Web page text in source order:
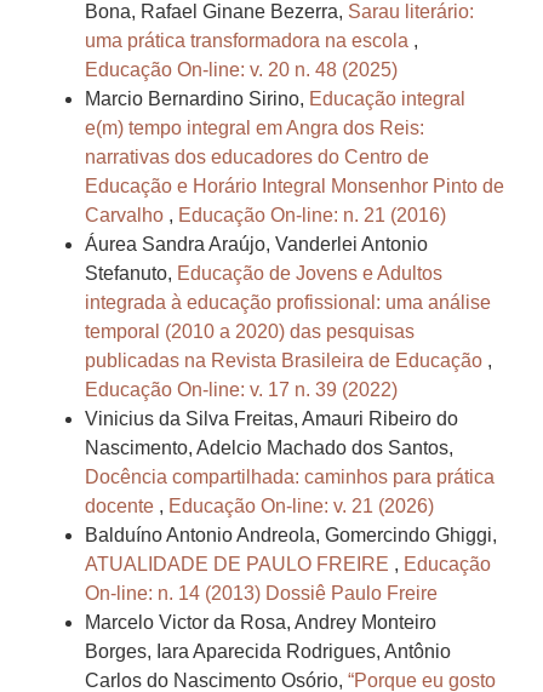
Bona, Rafael Ginane Bezerra, Sarau literário:
uma prática transformadora na escola ,
Educação On-line: v. 20 n. 48 (2025)
Marcio Bernardino Sirino, Educação integral
e(m) tempo integral em Angra dos Reis:
narrativas dos educadores do Centro de
Educação e Horário Integral Monsenhor Pinto de
Carvalho , Educação On-line: n. 21 (2016)
Áurea Sandra Araújo, Vanderlei Antonio
Stefanuto, Educação de Jovens e Adultos
integrada à educação profissional: uma análise
temporal (2010 a 2020) das pesquisas
publicadas na Revista Brasileira de Educação ,
Educação On-line: v. 17 n. 39 (2022)
Vinicius da Silva Freitas, Amauri Ribeiro do
Nascimento, Adelcio Machado dos Santos,
Docência compartilhada: caminhos para prática
docente , Educação On-line: v. 21 (2026)
Balduíno Antonio Andreola, Gomercindo Ghiggi,
ATUALIDADE DE PAULO FREIRE , Educação
On-line: n. 14 (2013) Dossiê Paulo Freire
Marcelo Victor da Rosa, Andrey Monteiro
Borges, Iara Aparecida Rodrigues, Antônio
Carlos do Nascimento Osório, “Porque eu gosto